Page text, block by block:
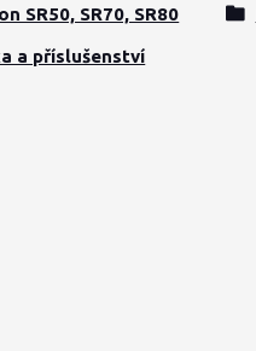
SR50, SR70, SR80
a příslušenství